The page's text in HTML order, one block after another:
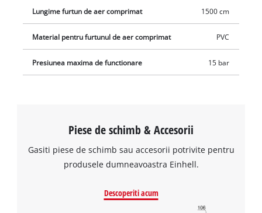
Lungime furtun de aer comprimat 1500 cm
Material pentru furtunul de aer comprimat PVC
Presiunea maxima de functionare 15 bar
Piese de schimb & Accesorii
Gasiti piese de schimb sau accesorii potrivite pentru
produsele dumneavoastra Einhell.
Descoperiti acum